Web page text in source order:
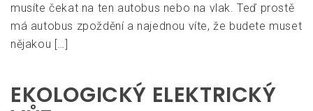
musíte čekat na ten autobus nebo na vlak. Teď prostě
má autobus zpoždění a najednou víte, že budete muset
nějakou […]
EKOLOGICKÝ ELEKTRICKÝ